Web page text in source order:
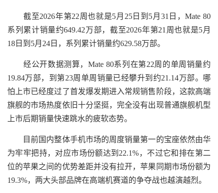
截至2026年第22周也就是5月25日到5月31日，Mate 80
系列累计销量约649.42万部，截至2026年第21周也就是5月
18日到5月24日，系列累计销量约629.58万部。
经公开数据测算，Mate 80系列在第22周的单周销量约
19.84万部，到第23周单周销量已经攀升到约21.14万部。哪
怕上市已经度过了首发爆发期进入常规销售阶段，这款高端
旗舰的市场热度依旧十分坚挺，完全没有出现普通旗舰机型
上市后期销量快速跳水的疲软态势。
目前国内整体手机市场的周度销量第一的宝座依然由华
为牢牢把持，对应市场份额达到22.1%，不过它和排在第二
位的苹果之间的优势差距并没有拉开，苹果同期市场份额为
19.3%，两大头部品牌在高端机赛道的争夺战也越演越烈。